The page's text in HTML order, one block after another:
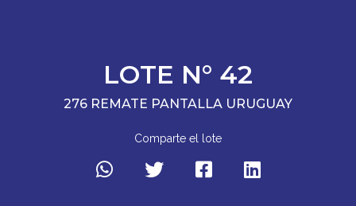
LOTE N° 42
276 REMATE PANTALLA URUGUAY
Comparte el lote